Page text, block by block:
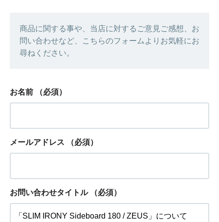
商品に関する事や、当店に対するご意見ご感想、お
問い合わせなど、こちらのフォームよりお気軽にお
尋ねください。
お名前 （必須）
メールアドレス （必須）
お問い合わせタイトル （必須）